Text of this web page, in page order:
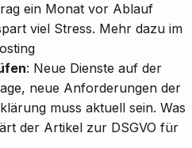
ein Monat vor Ablauf
viel Stress. Mehr dazu im
: Neue Dienste auf der
neue Anforderungen der
muss aktuell sein. Was
der Artikel zur DSGVO für